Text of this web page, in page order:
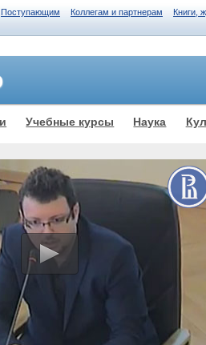
Поступающим Коллегам и партнерам Книги,
Учебные курсы Наука